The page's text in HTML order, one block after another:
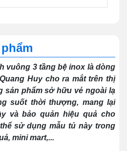
vuông 3 tầng bệ inox là dòng
Huy cho ra mắt trên thị
sản phẩm sở hữu vẻ ngoài lạ
suốt thời thượng, mang lại
và bảo quản hiệu quả cho
sử dụng mẫu tủ này trong
mini mart,...